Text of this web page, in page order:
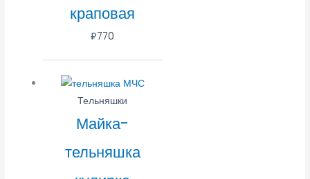
краповая
₽770
Тельняшки
Майка-
тельняшка